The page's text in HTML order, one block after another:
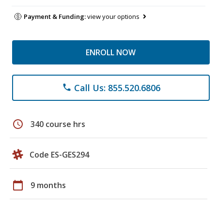
Payment & Funding:view your options
ENROLL NOW
phone Call Us: 855.520.6806
schedule 340 course hrs
Code ES-GES294
calendar_today 9 months